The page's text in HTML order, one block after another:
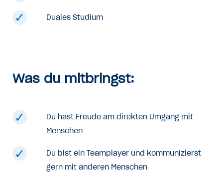
Duales Studium
Was du mitbringst:
Du hast Freude am direkten Umgang mit
Menschen
Du bist ein Teamplayer und kommunizierst
gern mit anderen Menschen